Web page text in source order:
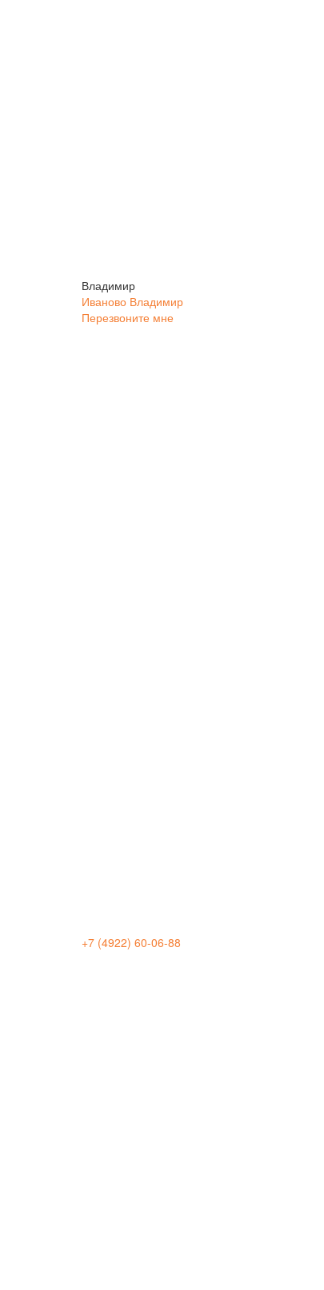
Владимир
Иваново Владимир
Перезвоните мне
+7 (4922) 60-06-88